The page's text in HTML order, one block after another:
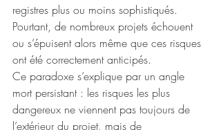
registres plus ou moins sophistiqués.
Pourtant, de nombreux projets échouent
ou s’épuisent alors même que ces risques
ont été correctement anticipés.
Ce paradoxe s’explique par un angle
mort persistant : les risques les plus
dangereux ne viennent pas toujours de
l’extérieur du projet, mais de